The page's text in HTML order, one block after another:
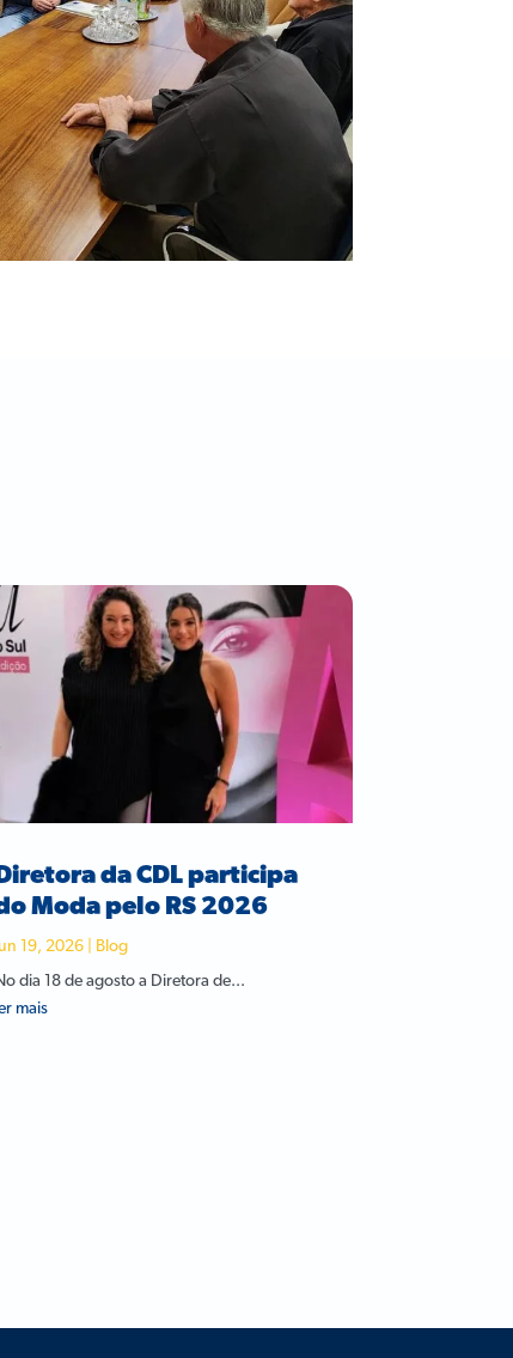
Diretora da CDL participa
Moda pelo RS 2026
19, 2026| Blog
dia 18 de agosto a Diretora de...
mais